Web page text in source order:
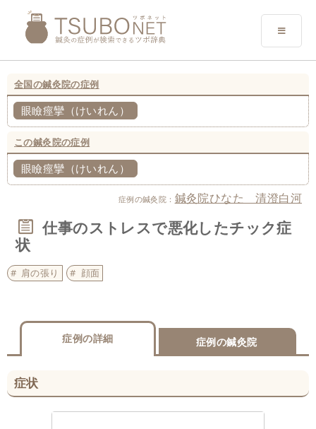
全国の鍼灸院の症例
眼瞼痙攣（けいれん）
この鍼灸院の症例
眼瞼痙攣（けいれん）
症例の鍼灸院： 鍼灸院ひなた 清澄白河
仕事のストレスで悪化したチック症
状
肩の張り 顔面
症例の詳細 症例の鍼灸院
症状